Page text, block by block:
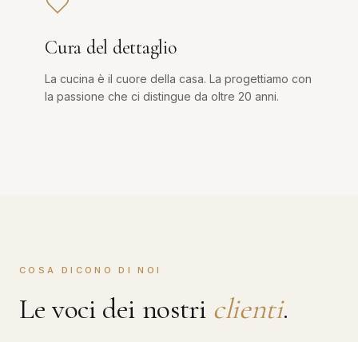
Cura del dettaglio
La cucina è il cuore della casa. La progettiamo con
la passione che ci distingue da oltre 20 anni.
COSA DICONO DI NOI
Le voci dei nostri clienti.